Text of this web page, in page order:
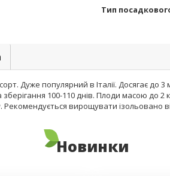
Тип
сорт. Дуже популярний в Італії. Досягає
100-110 днів. Плоди масою до
Рекомендується вирощувати ізольовано
Новинки